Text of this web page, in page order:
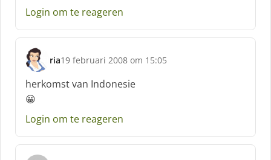
Login om te reageren
ria
s
c
h
r
e
f
19 februari 2008 om 15:05
herkomst van Indonesie
😀
Login om te reageren